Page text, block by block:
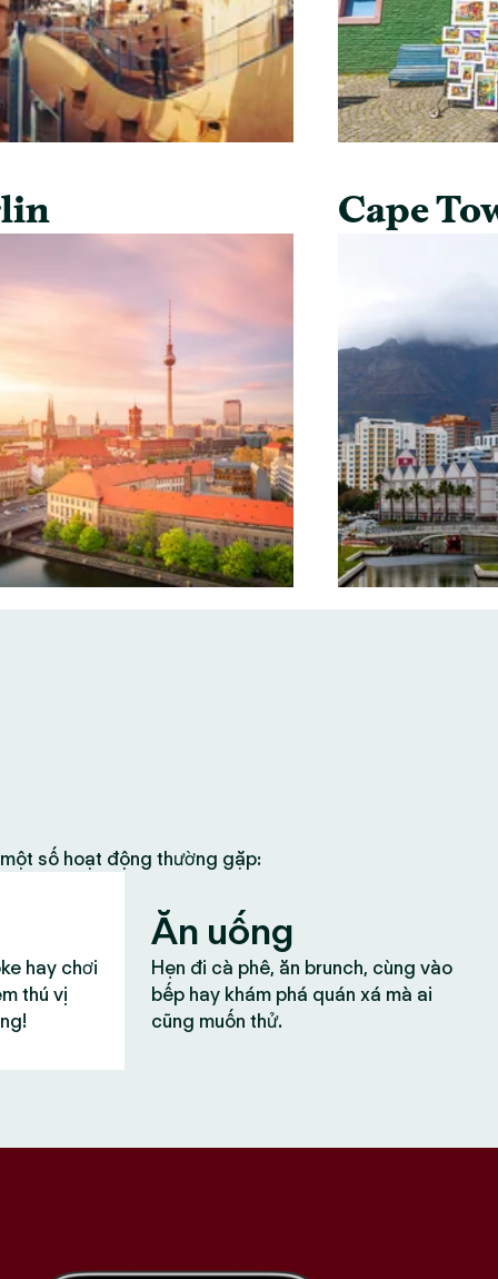
Cape
số hoạt động thường gặp:
hay chơi
thú vị
Ăn uống
Hẹn đi cà phê, ăn brunch, cùng vào
bếp hay khám phá quán xá mà ai
cũng muốn thử.